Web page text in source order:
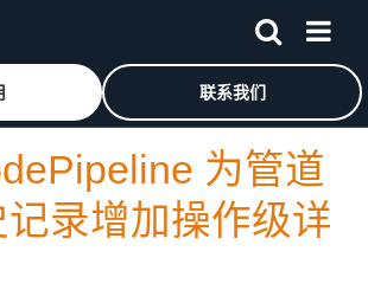
联系我们
为管道
录增加操作级详